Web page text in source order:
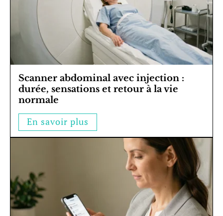
Scanner abdominal avec injection :
durée, sensations et retour à la vie
normale
En savoir plus